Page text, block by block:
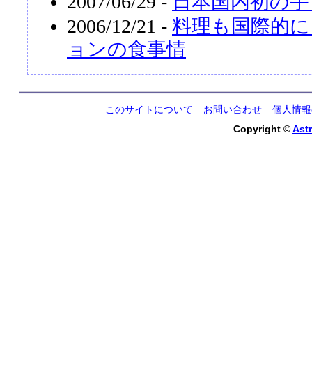
2006/12/21 - 料理も国際的
ョンの食事情
このサイトについて お問い合わせ
個人情
Copyright ©